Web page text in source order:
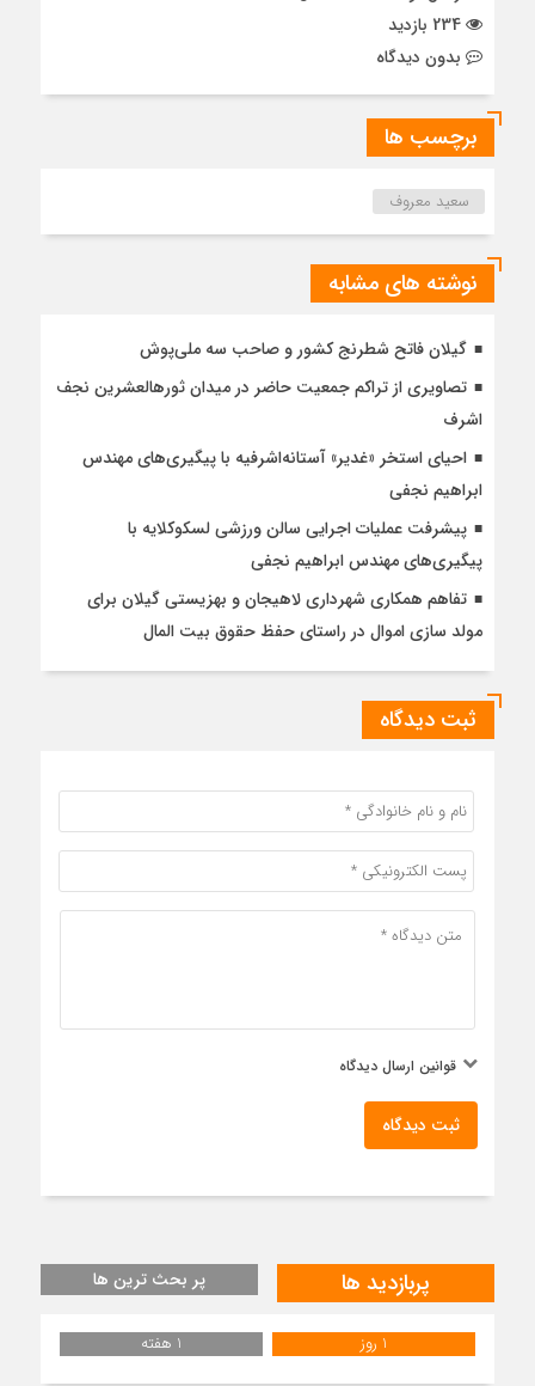
بدون دیدگاه
برچسب ها
سعید معروف
نوشته های مشابه
گیلان فاتح شطرنج کشور و صاحب سه ملی‌پوش
تصاویری از تراکم جمعیت حاضر در میدان ثورهالعشرین نجف
اشرف
احیای استخر «غدیر» آستانه‌اشرفیه با پیگیری‌های مهندس
ابراهیم نجفی
پیشرفت عملیات اجرایی سالن ورزشی لسکوکلایه با
پیگیری‌های مهندس ابراهیم نجفی
تفاهم همکاری شهرداری لاهیجان و بهزیستی گیلان برای
مولد سازی اموال در راستای حفظ حقوق بیت المال
ثبت دیدگاه
قوانین ارسال دیدگاه
ثبت دیدگاه
پربازدید ها پر بحث ترین ها
1 روز 1 هفته